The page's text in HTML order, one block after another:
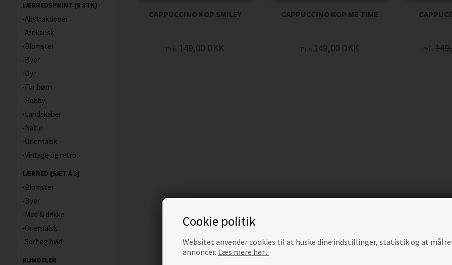
Cookie politik
Websitet anvender cookies til at huske dine indstillinger, statistik og at
annoncer. Læs mere her...
LÆRREDSPRINT (5 STK)
Abstraktioner
Afrikansk
Blomster
Byer
Dyr
For børn
Hobby
Landskaber
Natur
Orientalsk
Vintage og retro
LÆRRED (SÆT Á 3)
Blomster
Byer
Mad & drikke
Orientalsk
Sort og hvid
RUMDELER
CAPPUCCINO KOP SMILEY
Pris 149,00 DKK
CAPPUCCINO KOP ME TIME
Pris 149,00 DKK Pris